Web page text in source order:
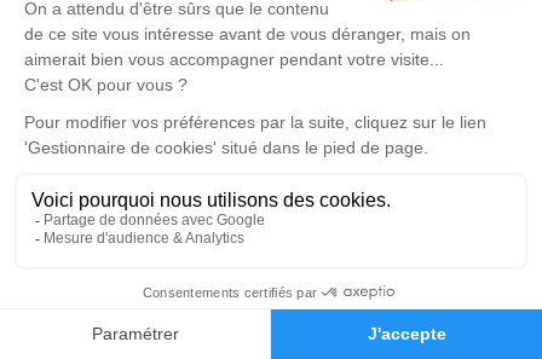
Faire-part Hommages
PUJOLAS.
Un service de plantation d’arbre hommage est
disponible ici
Crémation
Crématorium de Nimes - Gard de Nîmes
490 Rue Max Chabaud